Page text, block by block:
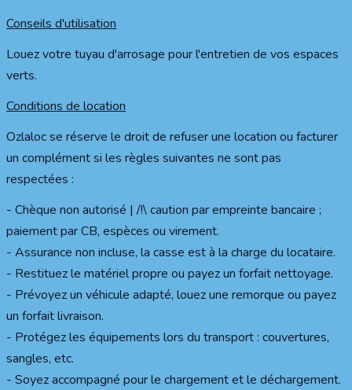
Conseils d'utilisation
Louez votre tuyau d'arrosage pour l'entretien de vos espaces
verts.
Conditions de location
Ozlaloc se réserve le droit de refuser une location ou facturer
un complément si les règles suivantes ne sont pas
respectées :
- Chèque non autorisé | /!\ caution par empreinte bancaire ;
paiement par CB, espèces ou virement.
- Assurance non incluse, la casse est à la charge du locataire.
- Restituez le matériel propre ou payez un forfait nettoyage.
- Prévoyez un véhicule adapté, louez une remorque ou payez
un forfait livraison.
- Protégez les équipements lors du transport : couvertures,
sangles, etc.
- Soyez accompagné pour le chargement et le déchargement.